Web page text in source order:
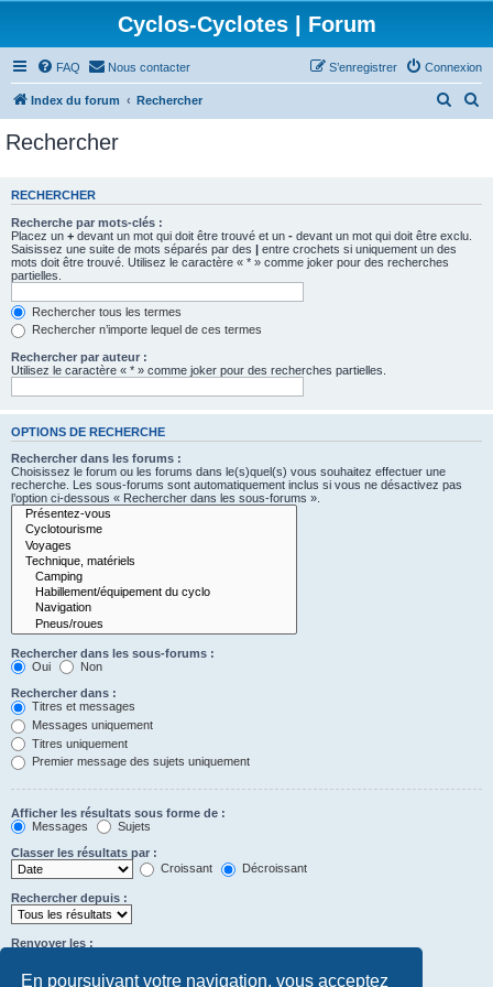
En poursuivant votre navigation, vous acceptez
Cyclos-Cyclotes | Forum
FAQ Nous contacter Connexion
S’enregistrer
Index du forum Rechercher
e
e
r
c
Rechercher
RECHERCHER
Recherche par mots-clés :
Placez un + devant un mot qui doit être trouvé et un - devant un mot qui doit être exclu.
Saisissez une suite de mots séparés par des | entre crochets si uniquement un des
mots doit être trouvé. Utilisez le caractère « * » comme joker pour des recherches
partielles.
Rechercher tous les termes
Rechercher n’importe lequel de ces termes
Rechercher par auteur :
Utilisez le caractère « * » comme joker pour des recherches partielles.
OPTIONS DE RECHERCHE
Rechercher dans les forums :
Choisissez le forum ou les forums dans le(s)quel(s) vous souhaitez effectuer une
recherche. Les sous-forums sont automatiquement inclus si vous ne désactivez pas
l’option ci-dessous « Rechercher dans les sous-forums ».
Rechercher dans les sous-forums :
Oui
Non
Rechercher dans :
Titres et messages
Messages uniquement
Titres uniquement
Premier message des sujets uniquement
Afficher les résultats sous forme de :
Messages
Sujets
Classer les résultats par :
Croissant
Décroissant
Rechercher depuis :
Renvoyer les :